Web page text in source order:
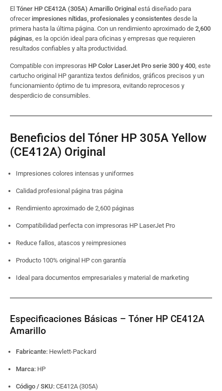
El Tóner HP CE412A (305A) Amarillo Original está diseñado para
ofrecer impresiones nítidas, profesionales y consistentes desde la
primera hasta la última página. Con un rendimiento aproximado de 2,600
páginas, es la opción ideal para oficinas y empresas que requieren
resultados confiables y alta productividad.
Compatible con impresoras HP Color LaserJet Pro serie 300 y 400, este
cartucho original HP garantiza textos definidos, gráficos precisos y un
funcionamiento óptimo de tu impresora, evitando reprocesos y
desperdicio de consumibles.
Beneficios del Tóner HP 305A Yellow
(CE412A) Original
Impresiones colores intensas y uniformes
Calidad profesional página tras página
Rendimiento aproximado de 2,600 páginas
Compatibilidad perfecta con impresoras HP LaserJet Pro
Reduce fallos, atascos y reimpresiones
Producto 100% original HP con garantía
Ideal para documentos empresariales y material de marketing
Especificaciones Básicas – Tóner HP CE412A
Amarillo
Fabricante: Hewlett-Packard
Marca: HP
Código / SKU: CE412A (305A)